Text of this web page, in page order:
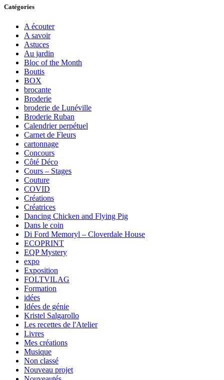
Catégories
A écouter
A savoir
Astuces
Au jardin
Bloc of the Month
Boutis
BOX
brocante
Broderie
broderie de Lunéville
Broderie Ruban
Calendrier perpétuel
Carnet de Fleurs
cartonnage
Concours
Côté Déco
Cours – Stages
Couture
COVID
Créations
Créatrices
Dancing Chicken and Flying Pig
Dans le coin
Di Ford Memoryl – Cloverdale House
ECOPRINT
EQP Mystery
expo
Exposition
FOLTVILAG
Formation
idées
Idées de génie
Kristel Salgarollo
Les recettes de l'Atelier
Livres
Mes créations
Musique
Non classé
Nouveau projet